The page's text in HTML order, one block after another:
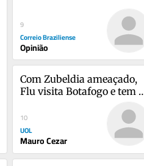
9
Correio Braziliense
Opinião
Com Zubeldia ameaçado,
Flu visita Botafogo e tem o
10
UOL
Mauro Cezar